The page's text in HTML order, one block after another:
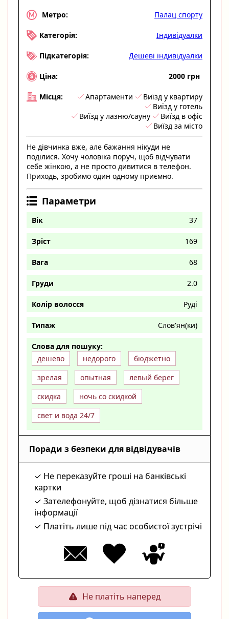
Метро: Палац спорту
Категорія: Індивідуалки
Підкатегорія: Дешеві індивідуалки
Ціна: 2000 грн
Місця: Апартаменти
Виїзд у квартиру
Виїзд у готель
Виїзд у лазню/сауну
Виїзд в офіс
Виїзд за місто
Не дівчинка вже, але бажання нікуди не
поділися. Хочу чоловіка поруч, щоб відчувати
себе жінкою, а не просто дивитися в телефон.
Приходь, зробимо один одному приємно.
Параметри
Вік 37
Зріст 169
Вага 68
Груди 2.0
Колір волосся Руді
Типаж Слов'ян(ки)
Слова для пошуку:
дешево
недорого
бюджетно
зрелая
опытная
левый берег
скидка
ночь со скидкой
свет и вода 24/7
Поради з безпеки для відвідувачів
Не переказуйте гроші на банківські
картки
Зателефонуйте, щоб дізнатися більше
інформації
Платіть лише під час особистої зустрічі
Не платіть наперед